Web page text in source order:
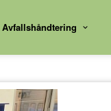
Avfallshåndtering